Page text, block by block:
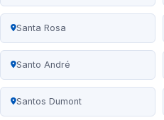
Santa Rosa
Santo André
Santos Dumont